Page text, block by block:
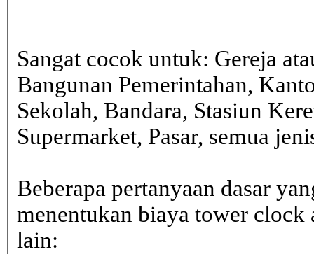
Sangat cocok untuk: Gereja
Bangunan Pemerintahan,
Sekolah, Bandara, Stasiun
Supermarket, Pasar, semua
Beberapa pertanyaan dasar
menentukan biaya tower clock
lain: